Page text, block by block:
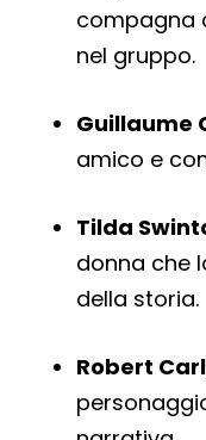
compagna
nel gruppo.
Guillaume
amico e
Tilda
donna che
della storia.
Robert